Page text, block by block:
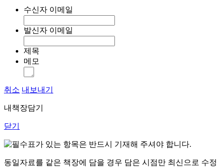
수신자 이메일
발신자 이메일
제목
메모
취소 내보내기
내책장담기
닫기
표가 있는 항목은 반드시 기재해 주셔야 합니다.
동일자료를 같은 책장에 담을 경우 담은 시점만 최신으로 수정